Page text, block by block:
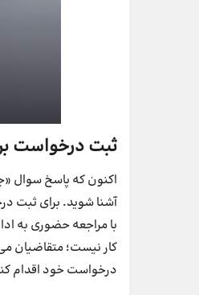
ثبت درخواست
اکنون که پاسخ سوال
آشنا شوید. برای ثبت
با مراجعه حضوری به
درخواست خود اقدام